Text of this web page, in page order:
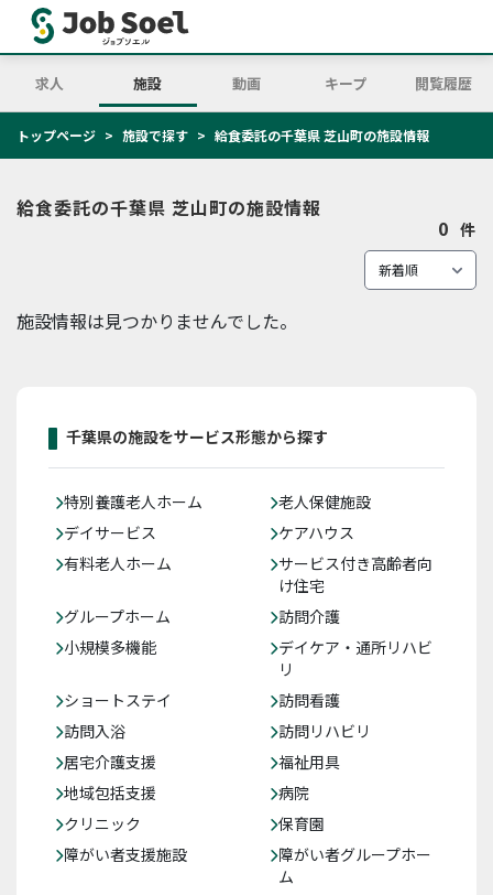
求人 施設 動画 キープ 閲覧履歴
トップページ 施設で探す 給食委託の千葉県 芝山町の施設情報
給食委託の千葉県 芝山町の施設情報
0 件
施設情報は見つかりませんでした。
千葉県の施設をサービス形態から探す
特別養護老人ホーム
老人保健施設
デイサービス
ケアハウス
有料老人ホーム
サービス付き高齢者向
け住宅
グループホーム
訪問介護
小規模多機能
デイケア・通所リハビ
リ
ショートステイ
訪問看護
訪問入浴
訪問リハビリ
居宅介護支援
福祉用具
地域包括支援
病院
クリニック
保育園
障がい者支援施設
障がい者グループホー
ム